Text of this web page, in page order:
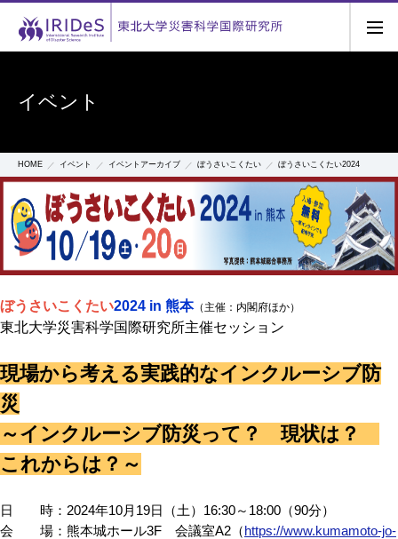
イベント
HOME イベント イベントアーカイブ ぼうさいこくたい ぼうさいこくたい2024
ぼうさいこくたい2024 in 熊本（主催：内閣府ほか）
東北大学災害科学国際研究所主催セッション
現場から考える実践的なインクルーシブ防
災
～インクルーシブ防災って？ 現状は？
これからは？～
日 時：2024年10月19日（土）16:30～18:00（90分）
会 場： 熊本城ホール3F 会議室A2（https://www.kumamoto-jo-